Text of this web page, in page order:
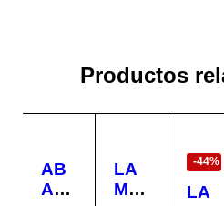
Productos
AB
ANI
LA
MP
-44%
LA